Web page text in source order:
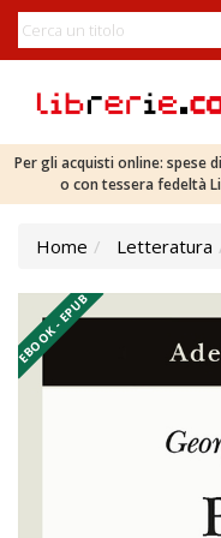
Per gli acquisti online: spese
o con tessera fedeltà
Home Letteratura
EBOOK - EPUB